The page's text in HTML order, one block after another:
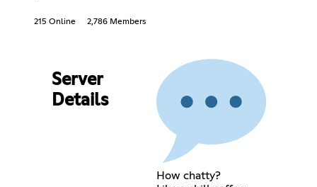
215 Online 2,786 Members
Server
Details
How chatty?